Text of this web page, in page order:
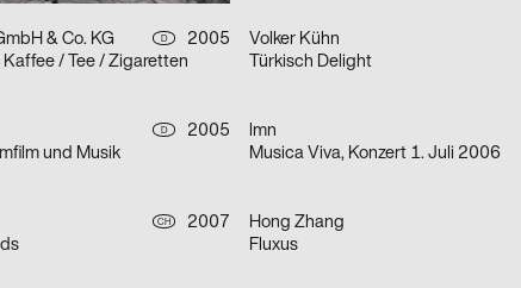
& Co. KG D
2005
/ Tee / Zigaretten
Volker Kühn
Türkisch Delight
D
2005
und Musik
lmn
Musica Viva, Konzert 1. Juli 2006
CH
2007
Hong Zhang
Fluxus